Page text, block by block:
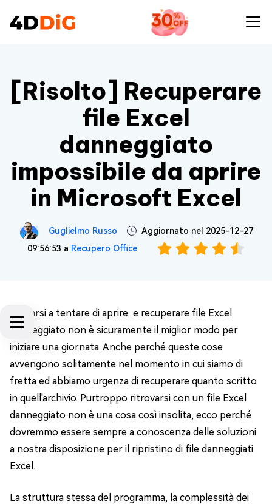
danneggiato impossibile da aprire in
Microsoft Excel
[Risolto] Recuperare
file Excel
danneggiato
impossibile da aprire
in Microsoft Excel
Guglielmo Russo
Aggiornato nel 2025-12-27
09:56:53 a Recupero Office
Trovarsi a tentare di aprire e recuperare file Excel
danneggiato non è sicuramente il miglior modo per
iniziare una giornata. Anche perché queste cose
avvengono solitamente nel momento in cui siamo di
fretta ed abbiamo urgenza di recuperare quanto scritto
in quell'archivio. Purtroppo ritrovarsi con un file Excel
danneggiato non è una cosa così insolita, ecco perché
dovremmo essere sempre a conoscenza delle soluzioni
a nostra disposizione per il ripristino di file danneggiati
Excel.
La struttura stessa del programma, la complessità dei